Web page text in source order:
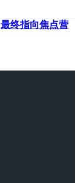
最终指向焦点营